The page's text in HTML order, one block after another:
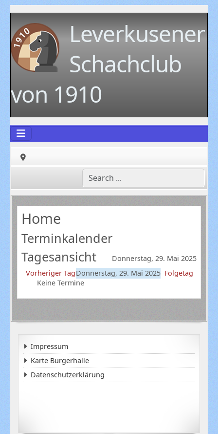
Leverkusener
Schachclub
von 1910
Home
Terminkalender
Tagesansicht
Donnerstag, 29. Mai 2025
Vorheriger TagDonnerstag, 29. Mai 2025 Folgetag
Keine Termine
Impressum
Karte Bürgerhalle
Datenschutzerklärung